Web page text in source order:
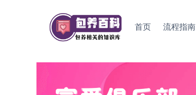
首页 流程指南